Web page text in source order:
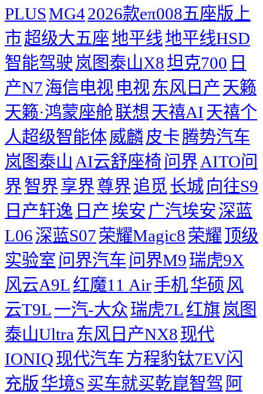
PLUSMG42026款eπ008五座版上
市超级大五座地平线地平线HSD
智能驾驶 岚图泰山X8坦克700 日
产N7海信电视 电视东风日产 天籁
天籁·鸿蒙座舱联想 天禧AI 天禧个
人超级智能体威麟皮卡腾势汽车
岚图泰山 AI云舒座椅问界 AITO问
界智界享界尊界追觅长城向往S9
日产轩逸 日产埃安 广汽埃安深蓝
L06深蓝S07荣耀Magic8荣耀顶级
实验室 问界汽车 问界M9瑞虎9X
风云A9L 红魔11 Air手机华硕 风
云T9L 一汽-大众瑞虎7L 红旗 岚图
泰山Ultra 东风日产NX8现代
IONIQ现代汽车 方程豹钛7EV闪
充版华境S 买车就买乾崑智驾 阿